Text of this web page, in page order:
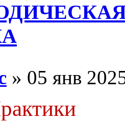
» 05 янв